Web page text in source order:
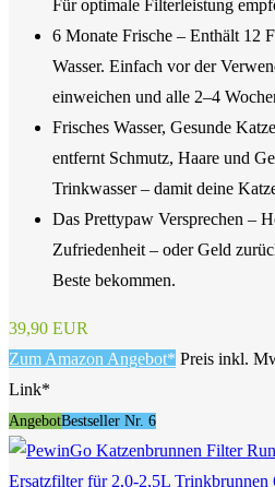
Für optimale Filterleistung
6 Monate Frische – Enthält 12
Wasser. Einfach vor der
einweichen und alle 2–4
Frisches Wasser, Gesunde
entfernt Schmutz, Haare und
Trinkwasser – damit deine
Das Prettypaw Versprechen –
Zufriedenheit – oder Geld
Beste bekommen.
39,90 EUR
Zum Amazon Angebot* Preis inkl.
Link*
AngebotBestseller Nr. 6